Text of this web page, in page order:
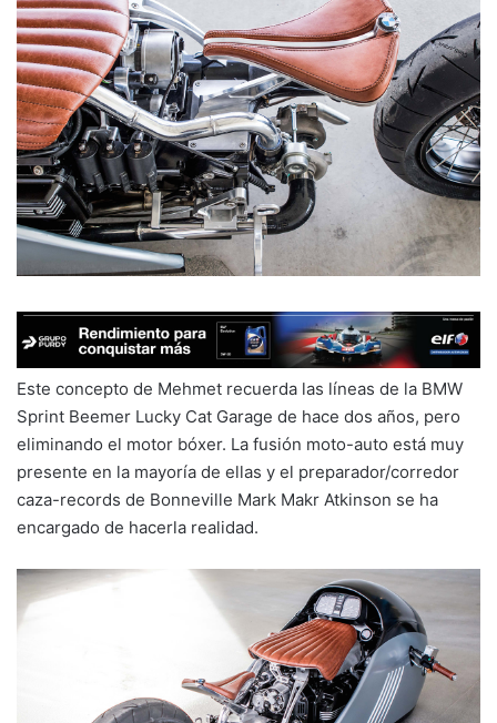
Este concepto de Mehmet recuerda las líneas de la BMW
Sprint Beemer Lucky Cat Garage de hace dos años, pero
eliminando el motor bóxer. La fusión moto-auto está muy
presente en la mayoría de ellas y el preparador/corredor
caza-records de Bonneville Mark Makr Atkinson se ha
encargado de hacerla realidad.